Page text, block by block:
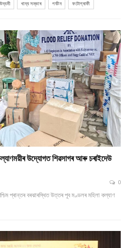
উদ্যমী খাদ্য সম্ভাৰ পৰ্যটন ফটোগ্ৰাফী
উদ্যোগত শিৱসাগৰ আৰু চৰাইদেউ
0
পশ্চিম প্ৰান্তৰ বৰঝাৰস্থিত উত্তৰ পূব মণ্ডলৰ মহিলা কল্যাণ